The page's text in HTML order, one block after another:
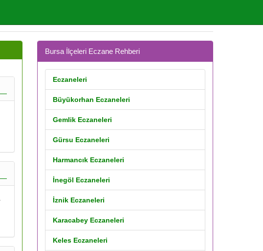
Bursa İlçeleri Eczane Rehberi
Eczaneleri
Büyükorhan Eczaneleri
Gemlik Eczaneleri
Gürsu Eczaneleri
Harmancık Eczaneleri
İnegöl Eczaneleri
İznik Eczaneleri
Karacabey Eczaneleri
Keles Eczaneleri